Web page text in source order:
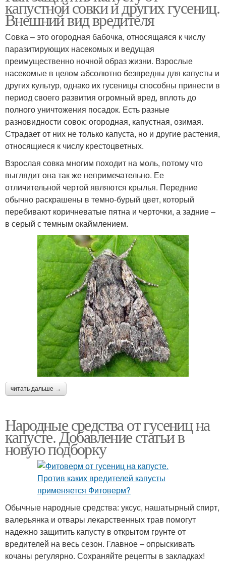
капустной совки и других гусениц.
Внешний вид вредителя
Совка – это огородная бабочка, относящаяся к числу
паразитирующих насекомых и ведущая
преимущественно ночной образ жизни. Взрослые
насекомые в целом абсолютно безвредны для капусты и
других культур, однако их гусеницы способны принести в
период своего развития огромный вред, вплоть до
полного уничтожения посадок. Есть разные
разновидности совок: огородная, капустная, озимая.
Страдает от них не только капуста, но и другие растения,
относящиеся к числу крестоцветных.
Взрослая совка многим походит на моль, потому что
выглядит она так же непримечательно. Ее
отличительной чертой являются крылья. Передние
обычно раскрашены в темно-бурый цвет, который
перебивают коричневатые пятна и черточки, а задние –
в серый с темным окаймлением.
читать дальше →
Народные средства от гусениц на
капусте. Добавление статьи в
новую подборку
Обычные народные средства: уксус, нашатырный спирт,
валерьянка и отвары лекарственных трав помогут
надежно защитить капусту в открытом грунте от
вредителей на весь сезон. Главное – опрыскивать
кочаны регулярно. Сохраняйте рецепты в закладках!